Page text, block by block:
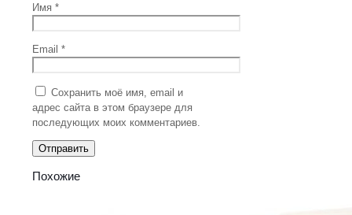
Имя *
Email *
Сохранить моё имя, email и
адрес сайта в этом браузере для
последующих моих комментариев.
Похожие